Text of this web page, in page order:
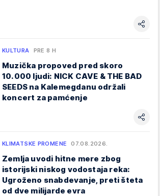
KULTURA PRE 8 H
Muzička propoved pred skoro
10.000 ljudi: NICK CAVE & THE BAD
SEEDS na Kalemegdanu održali
koncert za pamćenje
KLIMATSKE PROMENE 07.08.2026.
Zemlja uvodi hitne mere zbog
istorijski niskog vodostaja reka:
Ugroženo snabdevanje, preti šteta
od dve milijarde evra